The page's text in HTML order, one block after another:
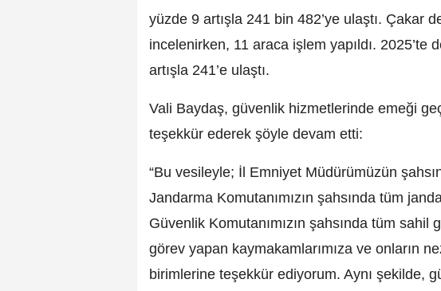
yüzde 9 artışla 241 bin 482’ye ulaştı. Çakar
incelenirken, 11 araca işlem yapıldı. 2025’te
artışla 241’e ulaştı.
Vali Baydaş, güvenlik hizmetlerinde emeği
teşekkür ederek şöyle devam etti:
“Bu vesileyle; İl Emniyet Müdürümüzün
Jandarma Komutanımızın şahsında tüm
Güvenlik Komutanımızın şahsında tüm
görev yapan kaymakamlarımıza ve onların
birimlerine teşekkür ediyorum. Aynı şekilde,